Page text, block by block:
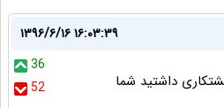
۱۳۹۶/۶/۱۶ ۱۶:۰۳:۳۹
36
52
داشتید شما